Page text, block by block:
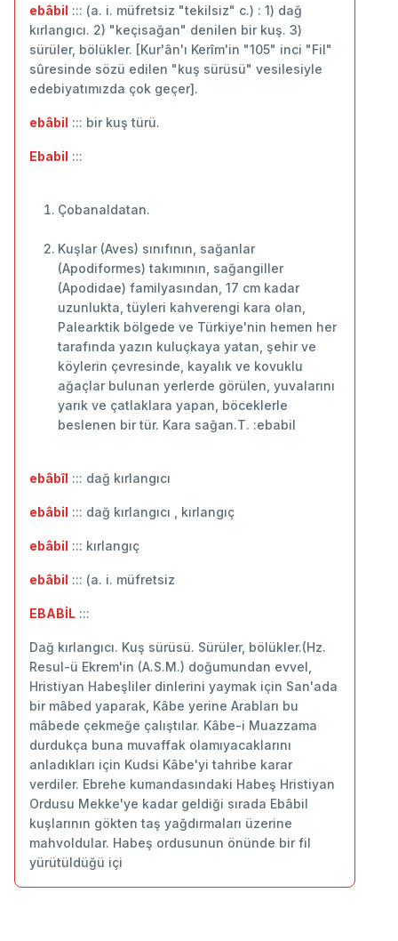
ebâbil ::: (a. i. müfretsiz "tekilsiz" c.) : 1) dağ
kırlangıcı. 2) "keçisağan" denilen bir kuş. 3)
sürüler, bölükler. [Kur'ân'ı Kerîm'in "105" inci "Fil"
sûresinde sözü edilen "kuş sürüsü" vesilesiyle
edebiyatımızda çok geçer].
ebâbil ::: bir kuş türü.
Ebabil :::
Çobanaldatan.
Kuşlar (Aves) sınıfının, sağanlar
(Apodiformes) takımının, sağangiller
(Apodidae) familyasından, 17 cm kadar
uzunlukta, tüyleri kahverengi kara olan,
Palearktik bölgede ve Türkiye'nin hemen her
tarafında yazın kuluçkaya yatan, şehir ve
köylerin çevresinde, kayalık ve kovuklu
ağaçlar bulunan yerlerde görülen, yuvalarını
yarık ve çatlaklara yapan, böceklerle
beslenen bir tür. Kara sağan.T. :ebabil
ebâbîl ::: dağ kırlangıcı
ebâbil ::: dağ kırlangıcı , kırlangıç
ebâbil ::: ‬kırlangıç
ebâbil ::: (a. i. müfretsiz
EBABİL :::
Dağ kırlangıcı. Kuş sürüsü. Sürüler, bölükler.(Hz.
Resul-ü Ekrem'in (A.S.M.) doğumundan evvel,
Hristiyan Habeşliler dinlerini yaymak için San'ada
bir mâbed yaparak, Kâbe yerine Arabları bu
mâbede çekmeğe çalıştılar. Kâbe-i Muazzama
durdukça buna muvaffak olamıyacaklarını
anladıkları için Kudsi Kâbe'yi tahribe karar
verdiler. Ebrehe kumandasındaki Habeş Hristiyan
Ordusu Mekke'ye kadar geldiği sırada Ebâbil
kuşlarının gökten taş yağdırmaları üzerine
mahvoldular. Habeş ordusunun önünde bir fil
yürütüldüğü içi